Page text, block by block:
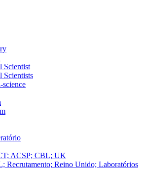
Scientist
Scientists
science
ACSP; CBL; UK
Recrutamento; Reino Unido; Laboratórios